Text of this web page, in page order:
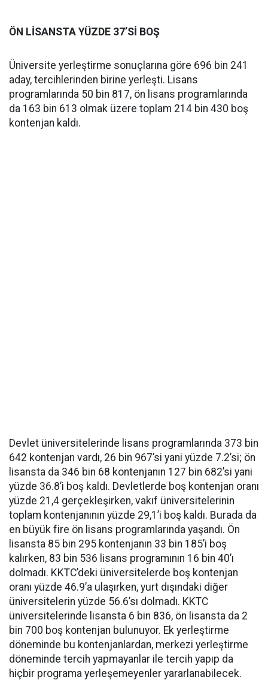
ÖN LİSANSTA YÜZDE 37’Sİ BOŞ
Üniversite yerleştirme sonuçlarına göre 696 bin 241
aday, tercihlerinden birine yerleşti. Lisans
programlarında 50 bin 817, ön lisans programlarında
da 163 bin 613 olmak üzere toplam 214 bin 430 boş
kontenjan kaldı.
Devlet üniversitelerinde lisans programlarında 373 bin
642 kontenjan vardı, 26 bin 967’si yani yüzde 7.2’si; ön
lisansta da 346 bin 68 kontenjanın 127 bin 682’si yani
yüzde 36.8’i boş kaldı. Devletlerde boş kontenjan oranı
yüzde 21,4 gerçekleşirken, vakıf üniversitelerinin
toplam kontenjanının yüzde 29,1’i boş kaldı. Burada da
en büyük fire ön lisans programlarında yaşandı. Ön
lisansta 85 bin 295 kontenjanın 33 bin 185’i boş
kalırken, 83 bin 536 lisans programının 16 bin 40’ı
dolmadı. KKTC’deki üniversitelerde boş kontenjan
oranı yüzde 46.9’a ulaşırken, yurt dışındaki diğer
üniversitelerin yüzde 56.6’sı dolmadı. KKTC
üniversitelerinde lisansta 6 bin 836, ön lisansta da 2
bin 700 boş kontenjan bulunuyor. Ek yerleştirme
döneminde bu kontenjanlardan, merkezi yerleştirme
döneminde tercih yapmayanlar ile tercih yapıp da
hiçbir programa yerleşemeyenler yararlanabilecek.